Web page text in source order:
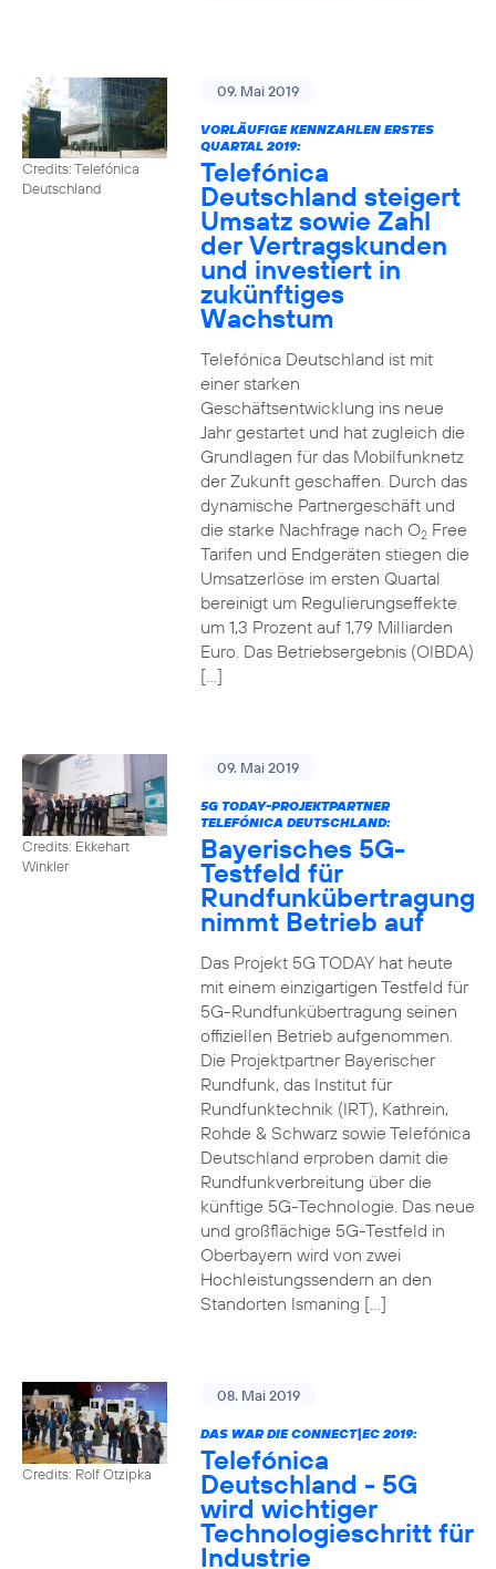
Credits: Telefónica
Deutschland
09. Mai 2019
VORLÄUFIGE KENNZAHLEN ERSTES
QUARTAL 2019:
Telefónica
Deutschland steigert
Umsatz sowie Zahl
der Vertragskunden
und investiert in
zukünftiges
Wachstum
Telefónica Deutschland ist mit
einer starken
Geschäftsentwicklung ins neue
Jahr gestartet und hat zugleich die
Grundlagen für das Mobilfunknetz
der Zukunft geschaffen. Durch das
dynamische Partnergeschäft und
die starke Nachfrage nach O2Free
Tarifen und Endgeräten stiegen die
Umsatzerlöse im ersten Quartal
bereinigt um Regulierungseffekte
um 1,3 Prozent auf 1,79 Milliarden
Euro. Das Betriebsergebnis (OIBDA)
[…]
Credits: Ekkehart
Winkler
09. Mai 2019
5G TODAY-PROJEKTPARTNER
TELEFÓNICA DEUTSCHLAND:
Bayerisches 5G-
Testfeld für
Rundfunkübertragung
nimmt Betrieb auf
Das Projekt 5G TODAY hat heute
mit einem einzigartigen Testfeld für
5G-Rundfunkübertragung seinen
offiziellen Betrieb aufgenommen.
Die Projektpartner Bayerischer
Rundfunk, das Institut für
Rundfunktechnik (IRT), Kathrein,
Rohde & Schwarz sowie Telefónica
Deutschland erproben damit die
Rundfunkverbreitung über die
künftige 5G-Technologie. Das neue
und großflächige 5G-Testfeld in
Oberbayern wird von zwei
Hochleistungssendern an den
Standorten Ismaning […]
Credits: Rolf Otzipka
08. Mai 2019
DAS WAR DIE CONNECT|EC 2019:
Telefónica
Deutschland - 5G
wird wichtiger
Technologieschritt für
Industrie